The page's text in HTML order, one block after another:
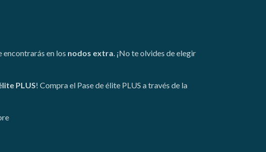
encontrarás en los nodos extra. ¡No te olvides de elegir
PLUS! Compra el Pase de élite PLUS a través de la